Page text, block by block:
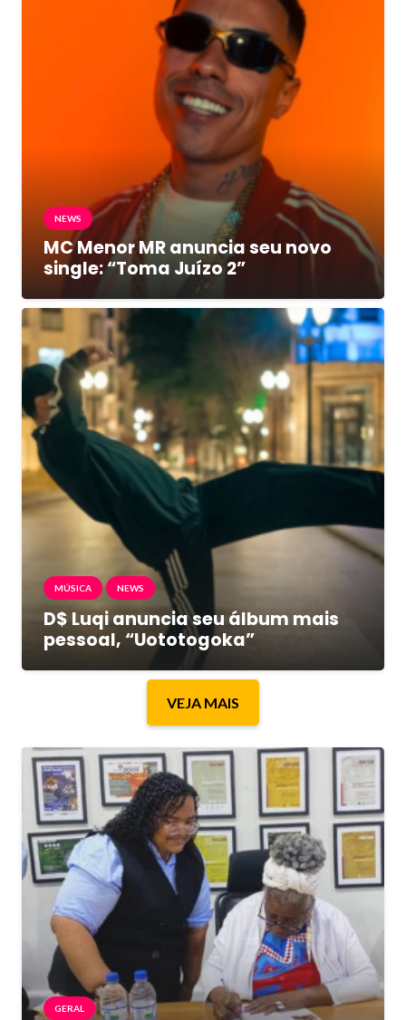
NEWS
MC Menor MR anuncia seu novo
single: “Toma Juízo 2”
MÚSICA NEWS
D$ Luqi anuncia seu álbum mais
pessoal, “Uototogoka”
VEJA MAIS
GERAL